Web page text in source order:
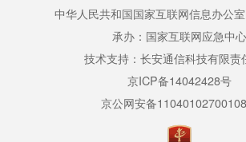
中华人民共和国国家互联网信息办公
承办：国家互联网应急中心
技术支持：长安通信科技有限责
京ICP备14042428号
京公网安备